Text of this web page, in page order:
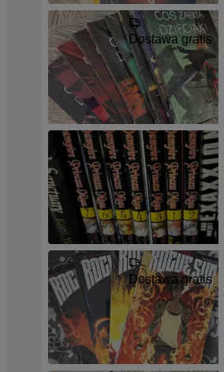
Dostawa gratis
Dostawa gratis